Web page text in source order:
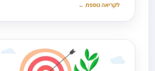
לקריאה נוספת ←